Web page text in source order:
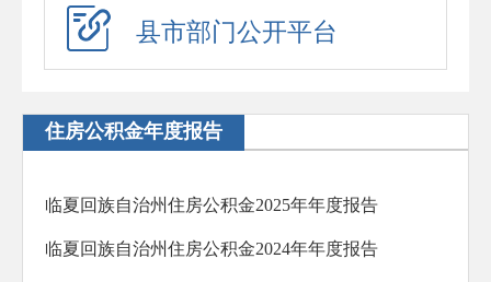
应急演练
法治政府建设年度报告
县市部门公开平台
住房公积金年度报告
临夏回族自治州住房公积金2025年年度报告
临夏回族自治州住房公积金2024年年度报告